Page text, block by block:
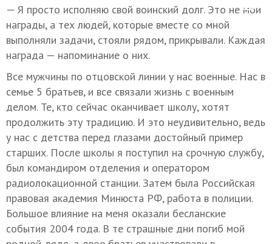
— Я просто исполняю свой воинский долг. Это не мои
награды, а тех людей, которые вместе со мной
выполняли задачи, стояли рядом, прикрывали. Каждая
награда — напоминание о них.
Все мужчины по отцовской линии у нас военные. Нас в
семье 5 братьев, и все связали жизнь с военным
делом. Те, кто сейчас оканчивает школу, хотят
продолжить эту традицию. И это неудивительно, ведь
у нас с детства перед глазами достойный пример
старших. После школы я поступил на срочную службу,
был командиром отделения и оператором
радиолокационной станции. Затем была Российская
правовая академия Минюста РФ, работа в полиции.
Большое влияние на меня оказали бесланские
события 2004 года. В те страшные дни погиб мой